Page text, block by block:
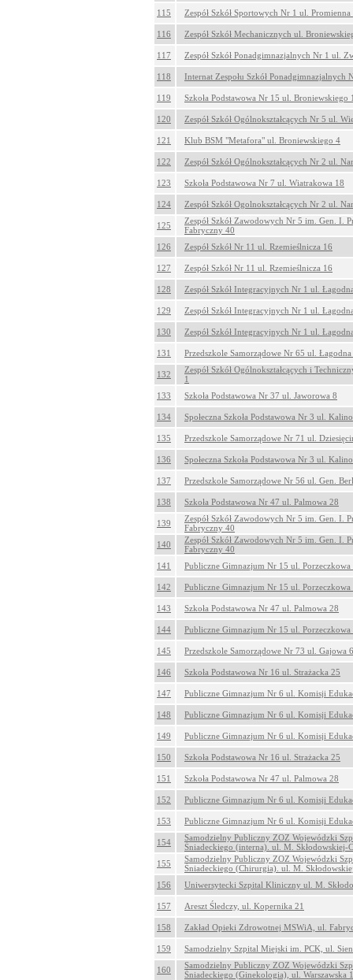
115 Zespół Szkół Sportowych Nr 1 ul. Promienna
116 Zespół Szkół Mechanicznych ul.
117 Zespół Szkół Ponadgimnazjalnych Nr 1 ul.
118 Internat Zespołu Szkół Ponadgimnazjalnych
119 Szkoła Podstawowa Nr 15 ul. Broniewskiego
120 Zespół Szkół Ogólnokształcących Nr 5 ul.
121 Klub BSM "Metafora" ul. Broniewskiego 4
122 Zespół Szkół Ogólnokształcących Nr 2 ul.
123 Szkoła Podstawowa Nr 7 ul. Wiatrakowa 18
124 Zespół Szkół Ogolnokształcących Nr 2 ul.
125
Zespół Szkół Zawodowych Nr 5 im. Gen. I.
Fabryczny 40
126
Zespół Szkół Nr 11 ul. Rzemieślnicza 16
127 Zespół Szkół Nr 11 ul. Rzemieślnicza 16
128 Zespół Szkół Integracyjnych Nr 1 ul.
129 Zespół Szkół Integracyjnych Nr 1 ul.
130 Zespół Szkół Integracyjnych Nr 1 ul.
131 Przedszkole Samorządowe Nr 65 ul.
132
Zespół Szkół Ogólnokształcących i
1
133
Szkoła Podstawowa Nr 37 ul. Jaworowa 8
134 Społeczna Szkoła Podstawowa Nr 3 ul.
135 Przedszkole Samorządowe Nr 71 ul.
136 Społeczna Szkoła Podstawowa Nr 3 ul.
137 Przedszkole Samorządowe Nr 56 ul. Gen.
138 Szkoła Podstawowa Nr 47 ul. Palmowa 28
139
Zespół Szkół Zawodowych Nr 5 im. Gen. I.
Fabryczny 40
140
Zespół Szkół Zawodowych Nr 5 im. Gen. I.
Fabryczny 40
141
Publiczne Gimnazjum Nr 15 ul. Porzeczkowa
142 Publiczne Gimnazjum Nr 15 ul. Porzeczkowa
143 Szkoła Podstawowa Nr 47 ul. Palmowa 28
144 Publiczne Gimnazjum Nr 15 ul. Porzeczkowa
145 Przedszkole Samorządowe Nr 73 ul. Gajowa
146 Szkoła Podstawowa Nr 16 ul. Strażacka 25
147 Publiczne Gimnazjum Nr 6 ul. Komisji
148 Publiczne Gimnazjum Nr 6 ul. Komisji
149 Publiczne Gimnazjum Nr 6 ul. Komisji
150 Szkoła Podstawowa Nr 16 ul. Strażacka 25
151 Szkoła Podstawowa Nr 47 ul. Palmowa 28
152 Publiczne Gimnazjum Nr 6 ul. Komisji
153 Publiczne Gimnazjum Nr 6 ul. Komisji
154
Samodzielny Publiczny ZOZ Wojewódzki
Śniadeckiego (interna). ul. M. Skłodowskiej-
155
Samodzielny Publiczny ZOZ Wojewódzki
Śniadeckiego (Chirurgia). ul. M.
156
Uniwersytecki Szpital Kliniczny ul. M.
157 Areszt Śledczy, ul. Kopernika 21
158 Zakład Opieki Zdrowotnej MSWiA, ul.
159 Samodzielny Szpital Miejski im. PCK, ul.
160
Samodzielny Publiczny ZOZ Wojewódzki
Śniadeckiego (Ginekologia), ul. Warszawska